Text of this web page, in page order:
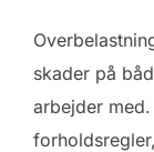
skader på
arbejder